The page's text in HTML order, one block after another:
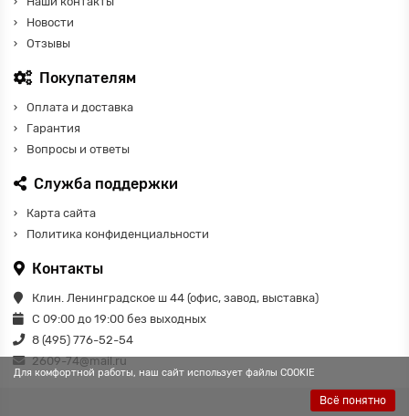
Для комфортной работы, наш сайт использует файлы COOKIE
Всё понятно
Новости
Отзывы
Покупателям
Оплата и доставка
Гарантия
Вопросы и ответы
Служба поддержки
Карта сайта
Политика конфиденциальности
Контакты
Клин. Ленинградское ш 44 (офис, завод, выставка)
С 09:00 до 19:00 без выходных
8 (495) 776-52-54
2609-74@mail.ru